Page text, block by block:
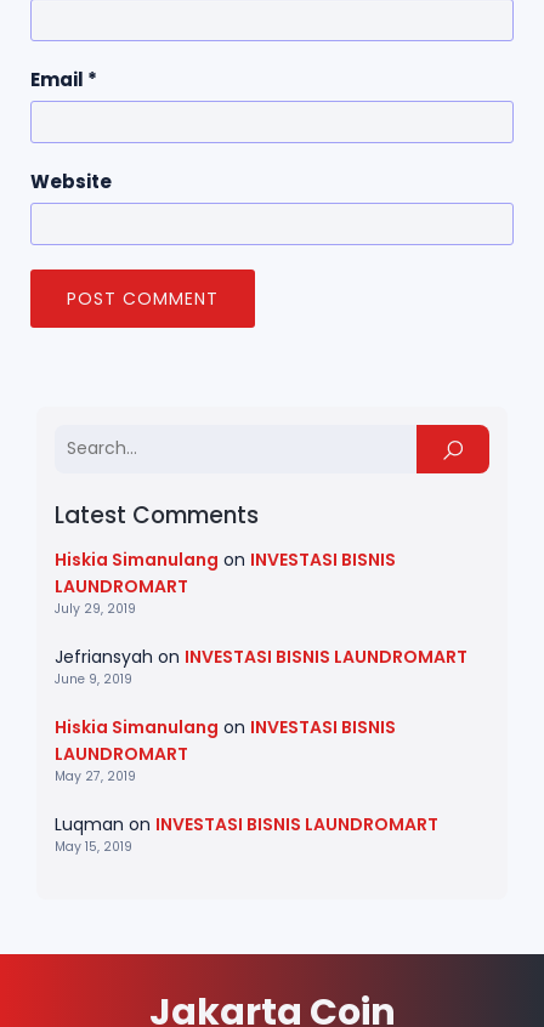
Latest Comments
Hiskia Simanulang on INVESTASI BISNIS
LAUNDROMART
July 29, 2019
Jefriansyah on INVESTASI BISNIS LAUNDROMART
June 9, 2019
Hiskia Simanulang on INVESTASI BISNIS
LAUNDROMART
May 27, 2019
Luqman on INVESTASI BISNIS LAUNDROMART
May 15, 2019
Email *
Website
Jakarta Coin